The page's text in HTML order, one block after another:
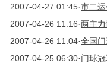
2007-04-27 01:45·市二
2007-04-26 11:16·两主
2007-04-26 11:04·全国
2007-04-25 06:30·门球